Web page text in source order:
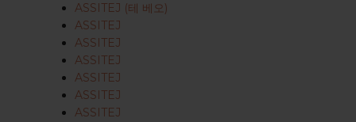
ASSITEJ (테 베오)
ASSITEJ
ASSITEJ
ASSITEJ
ASSITEJ
ASSITEJ
ASSITEJ